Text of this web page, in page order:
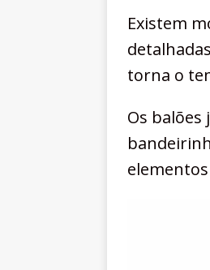
Existem
torna o
Os